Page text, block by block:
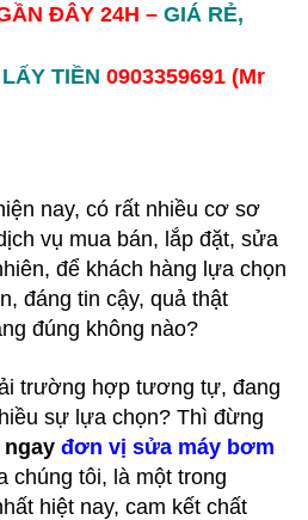
ĐÂY 24H – GIÁ RẺ,
TIỀN 0903359691 (Mr
nay, có rất nhiều cơ sơ
vụ mua bán, lắp đặt, sửa
để khách hàng lựa chọn
đáng tin cậy, quả thật
đúng không nào?
trường hợp tương tự, đang
sự lựa chọn? Thì đừng
ngay đơn vị sửa máy bơm
chúng tôi, là một trong
hiệt nay, cam kết chất